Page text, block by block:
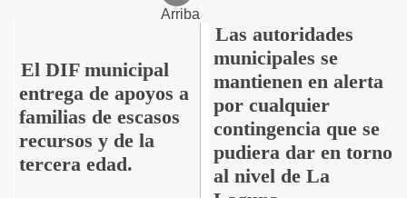
Arriba
El DIF municipal
entrega de apoyos a
familias de escasos
recursos y de la
tercera edad.
Las autoridades
municipales se
mantienen en alerta
por cualquier
contingencia que se
pudiera dar en torno
al nivel de La